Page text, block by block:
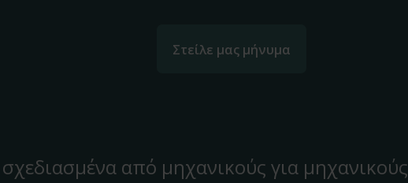
Στείλε μας μήνυμα
από μηχανικούς για